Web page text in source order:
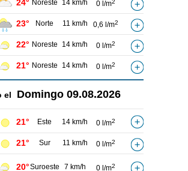
24° Noreste 14 km/h 0 l/m2
23° Norte 11 km/h 0,6 l/m2
22° Noreste 14 km/h 0 l/m2
21° Noreste 14 km/h 0 l/m2
el Domingo 09.08.2026
21° Este 14 km/h 0 l/m2
21° Sur 11 km/h 0 l/m2
20°Suroeste 7 km/h 0 l/m2